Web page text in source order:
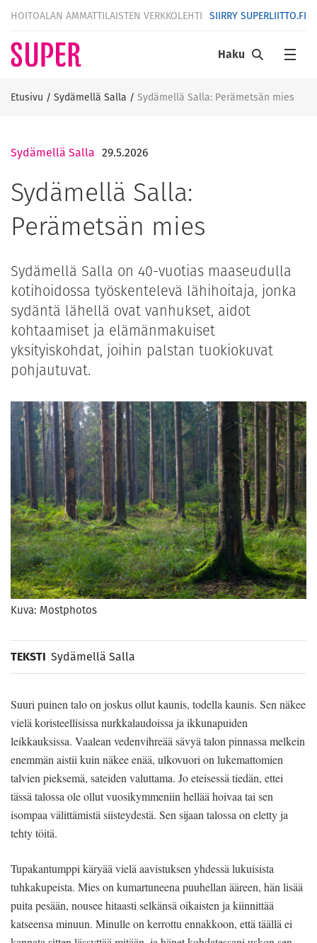
HOITOALAN AMMATTILAISTEN VERKKOLEHTI SIIRRY SUPERLIITTO.FI
Haku
Etusivu / Sydämellä Salla / Sydämellä Salla: Perämetsän mies
Sydämellä Salla 29.5.2026
Sydämellä Salla:
Perämetsän mies
Sydämellä Salla on 40-vuotias maaseudulla
kotihoidossa työskentelevä lähihoitaja, jonka
sydäntä lähellä ovat vanhukset, aidot
kohtaamiset ja elämänmakuiset
yksityiskohdat, joihin palstan tuokiokuvat
pohjautuvat.
Kuva: Mostphotos
TEKSTI Sydämellä Salla
Suuri puinen talo on joskus ollut kaunis, todella kaunis. Sen näkee
vielä koristeellisissa nurkkalaudoissa ja ikkunapuiden
leikkauksissa. Vaalean vedenvihreää sävyä talon pinnassa melkein
enemmän aistii kuin näkee enää, ulkovuori on lukemattomien
talvien pieksemä, sateiden valuttama. Jo eteisessä tiedän, ettei
tässä talossa ole ollut vuosikymmeniin hellää hoivaa tai sen
isompaa välittämistä siisteydestä. Sen sijaan talossa on eletty ja
tehty töitä.
Tupakantumppi käryää vielä aavistuksen yhdessä lukuisista
tuhkakupeista. Mies on kumartuneena puuhellan ääreen, hän lisää
puita pesään, nousee hitaasti selkänsä oikaisten ja kiinnittää
katseensa minuun. Minulle on kerrottu ennakkoon, että täällä ei